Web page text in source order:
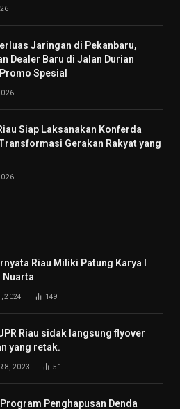
Jaringan di Pekanbaru,
Dealer Baru di Jalan Durian
Spesial
Siap Laksanakan Konferda
Gerakan Rakyat yang
Riau Miliki Patung Karya I
Nuarta
2024 149
Riau sidak langsung flyover
yang retak.
8, 2023 51
Penghapusan Denda